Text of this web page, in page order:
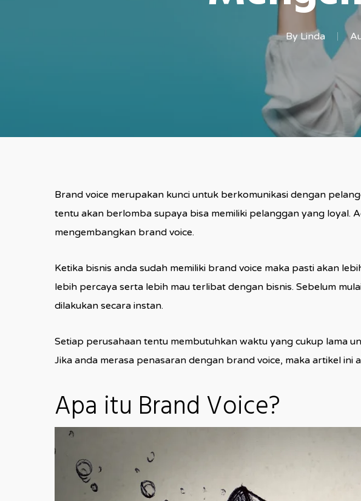
By Linda
Brand voice merupakan kunci untuk berkomunikasi dengan
tentu akan berlomba supaya bisa memiliki pelanggan yang loyal.
mengembangkan brand voice.
Ketika bisnis anda sudah memiliki brand voice maka pasti akan
lebih percaya serta lebih mau terlibat dengan bisnis. Sebelum
dilakukan secara instan.
Setiap perusahaan tentu membutuhkan waktu yang cukup lama
Jika anda merasa penasaran dengan brand voice, maka artikel ini
Apa itu Brand Voice?